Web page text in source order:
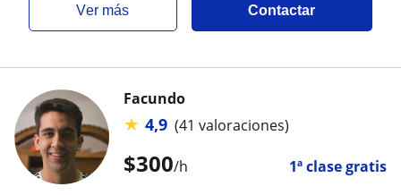
ver más Contactar
$300/h 1ª clase gratis
Facundo
★ 4,9 (41 valoraciones)